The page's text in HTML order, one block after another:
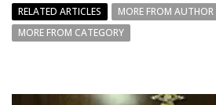
RELATED ARTICLES
MORE FROM AUTHOR
MORE FROM CATEGORY